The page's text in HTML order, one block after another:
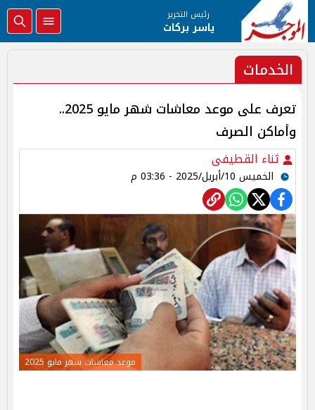
رئيس التحرير
ياسر بركات
الخدمات
تعرف على موعد معاشات شهر مايو 2025..
وأماكن الصرف
ثناء القطيفى
الخميس 10/أبريل/2025 - 03:36 م
موعد معاشات شهر مايو 2025